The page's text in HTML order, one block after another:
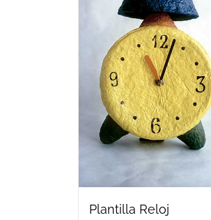
Plantilla Reloj